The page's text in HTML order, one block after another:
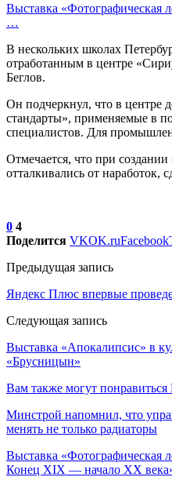
Выставка «Фотографическая
…
В нескольких школах
отработанным в центре
Беглов.
Он подчеркнул, что в центре
стандарты», применяемые в
специалистов. Для
Отмечается, что при
отталкивались от наработок,
0 4
Поделится VKOK.ruFacebook
Предыдущая запись
Яндекс Плюс впервые
Следующая запись
Выставка «Апокалипсис» в
«Брусницын»
Вам также могут понравиться
Минстрой напомнил, что
менять не только радиаторы
Выставка «Фотографическая
Конец XIX — начало XX